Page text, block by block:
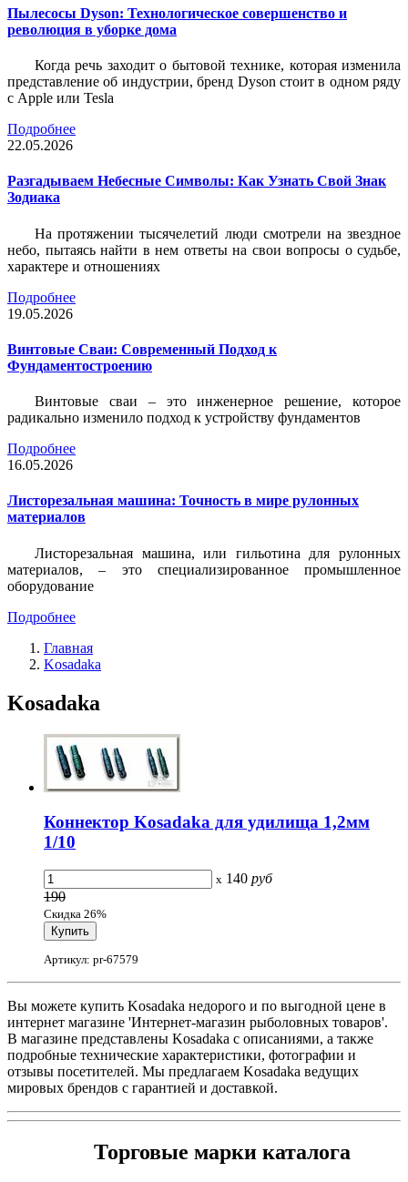
Пылесосы Dyson: Технологическое совершенство и
революция в уборке дома
Когда речь заходит о бытовой технике, которая изменила
представление об индустрии, бренд Dyson стоит в одном ряду
с Apple или Tesla
Подробнее
22.05.2026
Разгадываем Небесные Символы: Как Узнать Свой Знак
Зодиака
На протяжении тысячелетий люди смотрели на звездное
небо, пытаясь найти в нем ответы на свои вопросы о судьбе,
характере и отношениях
Подробнее
19.05.2026
Винтовые Сваи: Современный Подход к
Фундаментостроению
Винтовые сваи – это инженерное решение, которое
радикально изменило подход к устройству фундаментов
Подробнее
16.05.2026
Листорезальная машина: Точность в мире рулонных
материалов
Листорезальная машина, или гильотина для рулонных
материалов, – это специализированное промышленное
оборудование
Подробнее
Главная
Kosadaka
Kosadaka
Коннектор Kosadaka для удилища 1,2мм
1/10
x 140 руб
190
Скидка 26%
Артикул: pr-67579
Вы можете купить Kosadaka недорого и по выгодной цене в
интернет магазине 'Интернет-магазин рыболовных товаров'.
В магазине представлены Kosadaka с описаниями, а также
подробные технические характеристики, фотографии и
отзывы посетителей. Мы предлагаем Kosadaka ведущих
мировых брендов с гарантией и доставкой.
Торговые марки каталога